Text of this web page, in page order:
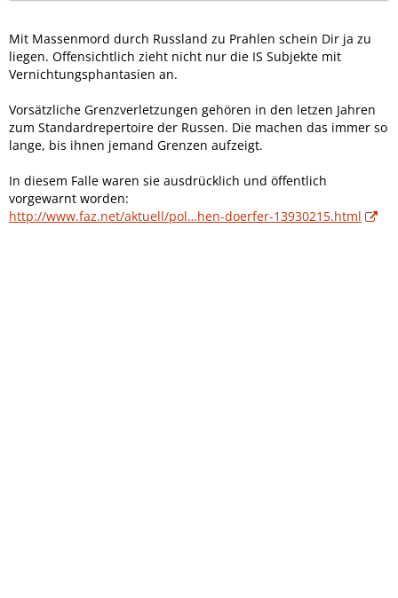
Mit Massenmord durch Russland zu Prahlen schein Dir ja zu
liegen. Offensichtlich zieht nicht nur die IS Subjekte mit
Vernichtungsphantasien an.
Vorsätzliche Grenzverletzungen gehören in den letzen Jahren
zum Standardrepertoire der Russen. Die machen das immer so
lange, bis ihnen jemand Grenzen aufzeigt.
In diesem Falle waren sie ausdrücklich und öffentlich
vorgewarnt worden:
http://www.faz.net/aktuell/pol…hen-doerfer-13930215.html